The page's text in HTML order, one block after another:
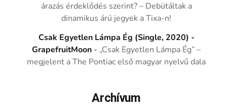
árazás érdeklődés szerint? – Debütáltak a
dinamikus árú jegyek a Tixa-n!
Csak Egyetlen Lámpa Ég (Single, 2020) -
GrapefruitMoon - „Csak Egyetlen Lámpa Ég” –
megjelent a The Pontiac első magyar nyelvű dala
Archívum